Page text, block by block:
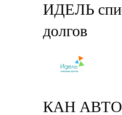
ИДЕЛЬ
долгов
КАН АВТО